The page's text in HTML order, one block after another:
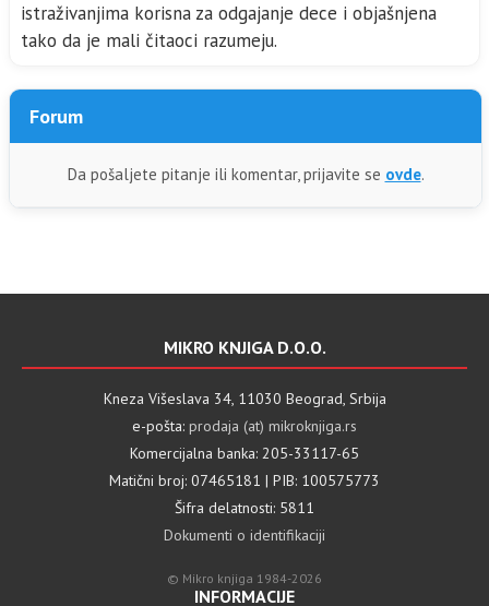
istraživanjima korisna za odgajanje dece i objašnjena
tako da je mali čitaoci razumeju.
Forum
Da pošaljete pitanje ili komentar, prijavite se ovde.
MIKRO KNJIGA D.O.O.
Kneza Višeslava 34, 11030 Beograd, Srbija
e-pošta: prodaja (at) mikroknjiga.rs
Komercijalna banka: 205-33117-65
Matični broj: 07465181 | PIB: 100575773
Šifra delatnosti: 5811
Dokumenti o identifikaciji
© Mikro knjiga 1984-2026
INFORMACIJE